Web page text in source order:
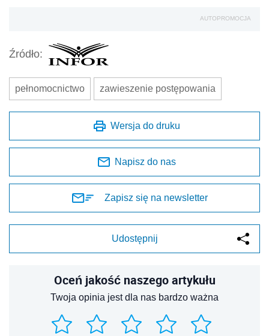
AUTOPROMOCJA
Źródło:
pełnomocnictwo zawieszenie postępowania
Wersja do druku
Napisz do nas
Zapisz się na newsletter
Udostępnij
Oceń jakość naszego artykułu
Twoja opinia jest dla nas bardzo ważna